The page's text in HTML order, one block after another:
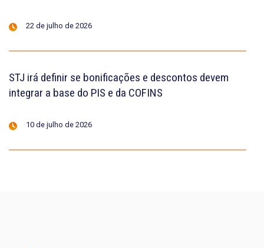
22 de julho de 2026
STJ irá definir se bonificações e descontos devem
integrar a base do PIS e da COFINS
10 de julho de 2026